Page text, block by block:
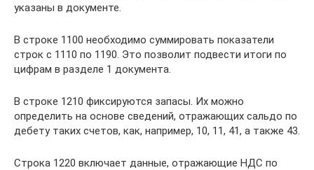
указаны в документе.
В строке 1100 необходимо суммировать показатели
строк с 1110 по 1190. Это позволит подвести итоги по
цифрам в разделе 1 документа.
В строке 1210 фиксируются запасы. Их можно
определить на основе сведений, отражающих сальдо по
дебету таких счетов, как, например, 10, 11, 41, а также 43.
Строка 1220 включает данные, отражающие НДС по